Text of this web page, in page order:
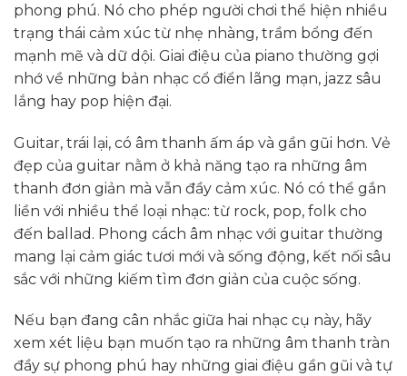
phong phú. Nó cho phép người chơi thể hiện nhiều
trạng thái cảm xúc từ nhẹ nhàng, trầm bổng đến
mạnh mẽ và dữ dội. Giai điệu của piano thường gợi
nhớ về những bản nhạc cổ điển lãng mạn, jazz sâu
lắng hay pop hiện đại.
Guitar, trái lại, có âm thanh ấm áp và gần gũi hơn. Vẻ
đẹp của guitar nằm ở khả năng tạo ra những âm
thanh đơn giản mà vẫn đầy cảm xúc. Nó có thể gắn
liền với nhiều thể loại nhạc: từ rock, pop, folk cho
đến ballad. Phong cách âm nhạc với guitar thường
mang lại cảm giác tươi mới và sống động, kết nối sâu
sắc với những kiếm tìm đơn giản của cuộc sống.
Nếu bạn đang cân nhắc giữa hai nhạc cụ này, hãy
xem xét liệu bạn muốn tạo ra những âm thanh tràn
đầy sự phong phú hay những giai điệu gần gũi và tự